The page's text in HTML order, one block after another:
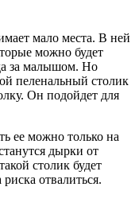
мало места. В ней
можно будет
за малышом. Но
пеленальный столик
Он подойдет для
ее можно только на
дырки от
столик будет
отвалиться.